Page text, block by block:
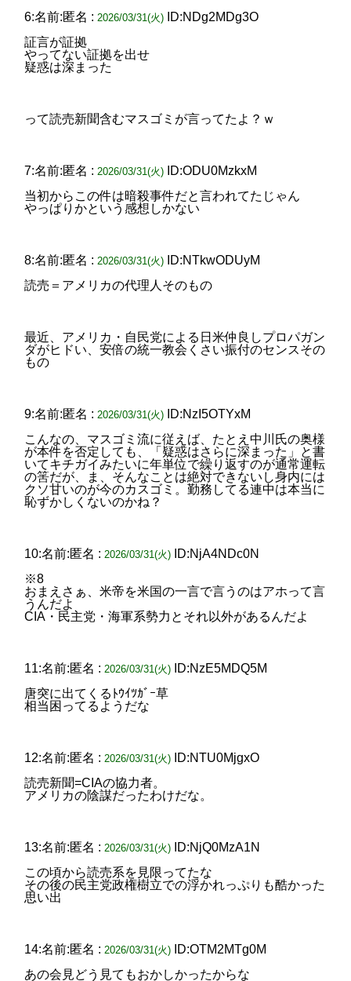
6:名前:匿名 : 2026/03/31(火)
ID:NDg2MDg3O
証言が証拠
やってない証拠を出せ
疑惑は深まった
って読売新聞含むマスゴミが言ってたよ？ｗ
7:名前:匿名 : 2026/03/31(火)
ID:ODU0MzkxM
当初からこの件は暗殺事件だと言われてたじゃん
やっぱりかという感想しかない
8:名前:匿名 : 2026/03/31(火)
ID:NTkwODUyM
読売＝アメリカの代理人そのもの
最近、アメリカ・自民党による日米仲良しプロパガン
ダがヒドい、安倍の統一教会くさい振付のセンスその
もの
9:名前:匿名 : 2026/03/31(火)
ID:NzI5OTYxM
こんなの、マスゴミ流に従えば、たとえ中川氏の奥様
が本件を否定しても、「疑惑はさらに深まった」と書
いてキチガイみたいに年単位で繰り返すのが通常運転
の筈だが、ま、そんなことは絶対できないし身内には
クソ甘いのが今のカスゴミ。勤務してる連中は本当に
恥ずかしくないのかね？
10:名前:匿名 : 2026/03/31(火)
ID:NjA4NDc0N
※8
おまえさぁ、米帝を米国の一言で言うのはアホって言
うんだよ
CIA・民主党・海軍系勢力とそれ以外があるんだよ
11:名前:匿名 : 2026/03/31(火)
ID:NzE5MDQ5M
唐突に出てくるﾄｳｲﾂｶﾞｰ草
相当困ってるようだな
12:名前:匿名 : 2026/03/31(火)
ID:NTU0MjgxO
読売新聞=CIAの協力者。
アメリカの陰謀だったわけだな。
13:名前:匿名 : 2026/03/31(火)
ID:NjQ0MzA1N
この頃から読売系を見限ってたな
その後の民主党政権樹立での浮かれっぷりも酷かった
思い出
14:名前:匿名 : 2026/03/31(火)
ID:OTM2MTg0M
あの会見どう見てもおかしかったからな